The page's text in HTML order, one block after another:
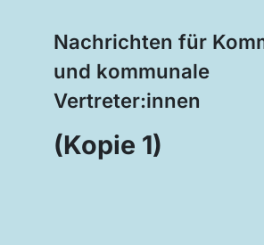
Nachrichten für
und kommunale
Vertreter:innen
(Kopie 1)